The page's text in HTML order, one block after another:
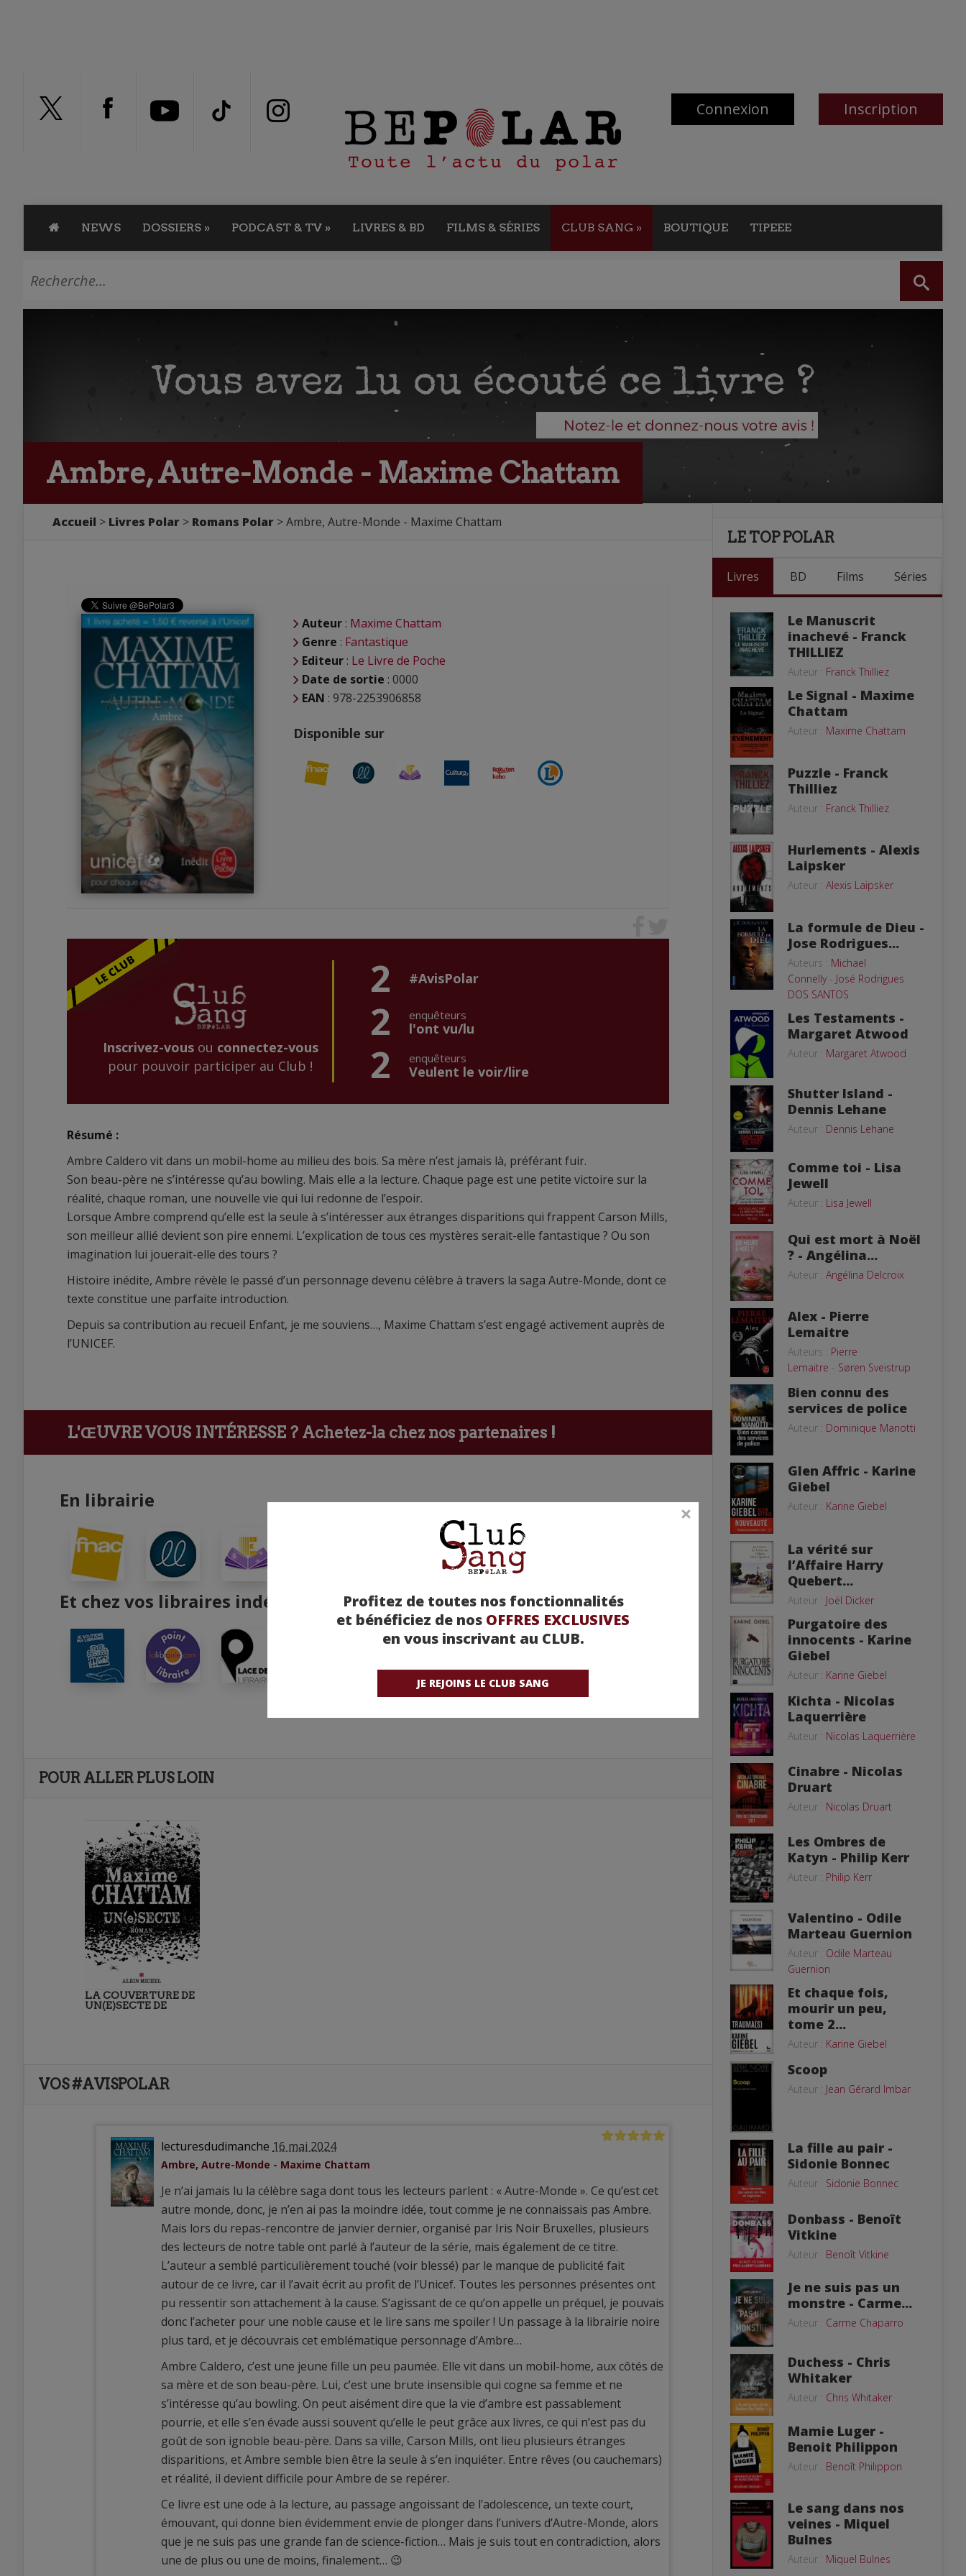
Connexion Inscription
NEWS DOSSIERS » PODCAST & TV » LIVRES & BD FILMS & SÉRIES CLUB SANG » BOUTIQUE TIPEEE
Profitez de toutes nos fonctionnalités
et bénéficiez de nos OFFRES EXCLUSIVES
en vous inscrivant au CLUB.
JE REJOINS LE CLUB SANG
Ambre, Autre-Monde - Maxime Chattam
Accueil Livres Polar Romans Polar Ambre, Autre-Monde - Maxime Chattam
Auteur : Maxime Chattam
Genre : Fantastique
Editeur : Le Livre de Poche
Date de sortie : 0000
EAN : 978-2253906858
Disponible sur
Inscrivez-vousou connectez-vous
pour pouvoir participer au Club !
2 #AvisPolar
2 enquêteurs
l'ont vu/lu
2 enquêteurs
Veulent le voir/lire
Résumé :
Ambre Caldero vit dans un mobil-home au milieu des bois. Sa mère n’est jamais là, préférant fuir.
Son beau-père ne s’intéresse qu’au bowling. Mais elle a la lecture. Chaque page est une petite victoire sur la
réalité, chaque roman, une nouvelle vie qui lui redonne de l’espoir.
Lorsque Ambre comprend qu’elle est la seule à s’intéresser aux étranges disparitions qui frappent Carson Mills,
son meilleur allié devient son pire ennemi. L’explication de tous ces mystères serait-elle fantastique ? Ou son
imagination lui jouerait-elle des tours ?
Histoire inédite, Ambre révèle le passé d’un personnage devenu célèbre à travers la saga Autre-Monde, dont ce
texte constitue une parfaite introduction.
Depuis sa contribution au recueil Enfant, je me souviens…, Maxime Chattam s’est engagé activement auprès de
l’UNICEF.
L'ŒUVRE VOUS INTÉRESSE ? Achetez-la chez nos partenaires !
En librairie
Et chez vos libraires indépendants
POUR ALLER PLUS LOIN
LA COUVERTURE DE
UN(E)SECTE DE
VOS #AVISPOLAR
lecturesdudimanche 16 mai 2024
Ambre, Autre-Monde - Maxime Chattam
Je n’ai jamais lu la célèbre saga dont tous les lecteurs parlent : « Autre-Monde ». Ce qu’est cet
autre monde, donc, je n’en ai pas la moindre idée, tout comme je ne connaissais pas Ambre.
Mais lors du repas-rencontre de janvier dernier, organisé par Iris Noir Bruxelles, plusieurs
des lecteurs de notre table ont parlé à l’auteur de la série, mais également de ce titre.
L’auteur a semblé particulièrement touché (voir blessé) par le manque de publicité fait
autour de ce livre, car il l’avait écrit au profit de l’Unicef. Toutes les personnes présentes ont
pu ressentir son attachement à la cause. S’agissant de ce qu’on appelle un préquel, je pouvais
donc l’acheter pour une noble cause et le lire sans me spoiler ! Un passage à la librairie noire
plus tard, et je découvrais cet emblématique personnage d’Ambre…
Ambre Caldero, c’est une jeune fille un peu paumée. Elle vit dans un mobil-home, aux côtés de
sa mère et de son beau-père. Lui, c’est une brute insensible qui cogne sa femme et ne
s’intéresse qu’au bowling. On peut aisément dire que la vie d’ambre est passablement
pourrie, et elle s’en évade aussi souvent qu’elle le peut grâce aux livres, ce qui n’est pas du
goût de son ignoble beau-père. Dans sa ville, Carson Mills, ont lieu plusieurs étranges
disparitions, et Ambre semble bien être la seule à s’en inquiéter. Entre rêves (ou cauchemars)
et réalité, il devient difficile pour Ambre de se repérer.
Ce livre est une ode à la lecture, au passage angoissant de l’adolescence, un texte court,
émouvant, qui donne bien évidemment envie de plonger dans l’univers d’Autre-Monde, alors
que je ne suis pas une grande fan de science-fiction… Mais je suis tout en contradiction, alors
une de plus ou une de moins, finalement… 😉
LE TOP POLAR
Livres BD Films Séries
Le Manuscrit
inachevé - Franck
THILLIEZ
Auteur : Franck Thilliez
Le Signal - Maxime
Chattam
Auteur : Maxime Chattam
Puzzle - Franck
Thilliez
Auteur : Franck Thilliez
Hurlements - Alexis
Laipsker
Auteur : Alexis Laipsker
La formule de Dieu -
Jose Rodrigues...
Auteurs : Michael
Connelly- José Rodrigues
DOS SANTOS
Les Testaments -
Margaret Atwood
Auteur : Margaret Atwood
Shutter Island -
Dennis Lehane
Auteur : Dennis Lehane
Comme toi - Lisa
Jewell
Auteur : Lisa Jewell
Qui est mort à Noël
? - Angélina...
Auteur : Angélina Delcroix
Alex - Pierre
Lemaitre
Auteurs : Pierre
Lemaitre - Søren Sveistrup
Bien connu des
services de police
Auteur : Dominique Manotti
Glen Affric - Karine
Giebel
Auteur : Karine Giebel
La vérité sur
l’Affaire Harry
Quebert...
Auteur : Joël Dicker
Purgatoire des
innocents - Karine
Giebel
Auteur : Karine Giebel
Kichta - Nicolas
Laquerrière
Auteur : Nicolas Laquerrière
Cinabre - Nicolas
Druart
Auteur : Nicolas Druart
Les Ombres de
Katyn - Philip Kerr
Auteur : Philip Kerr
Valentino - Odile
Marteau Guernion
Auteur : Odile Marteau
Guernion
Et chaque fois,
mourir un peu,
tome 2...
Auteur : Karine Giebel
Scoop
Auteur : Jean Gérard Imbar
La fille au pair -
Sidonie Bonnec
Auteur : Sidonie Bonnec
Donbass - Benoît
Vitkine
Auteur : Benoît Vitkine
Je ne suis pas un
monstre - Carme...
Auteur : Carme Chaparro
Duchess - Chris
Whitaker
Auteur : Chris Whitaker
Mamie Luger -
Benoit Philippon
Auteur : Benoît Philippon
Le sang dans nos
veines - Miquel
Bulnes
Auteur : Miquel Bulnes